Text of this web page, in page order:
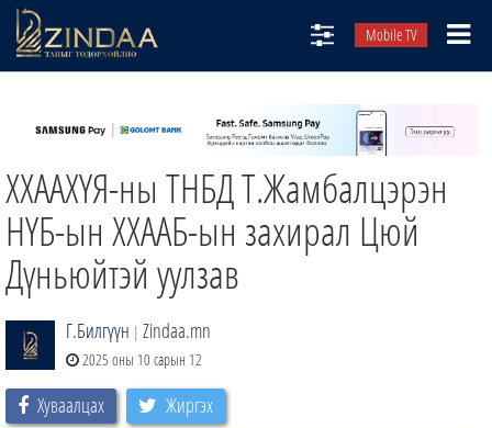
Mobile TV
ТВ8
ӨГЛӨӨНИЙ СОНИН
АУДИО ЗОХИОЛ
ЗИНДАА СЭТГҮҮЛ
ХХААХҮЯ-ны ТНБД Т.Жамбалцэрэн
НҮБ-ын ХХААБ-ын захирал Цюй
Дүньюйтэй уулзав
Г.Билгүүн | Zindaa.mn
2025 оны 10 сарын 12
Хуваалцах Жиргэх